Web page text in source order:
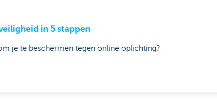
in 5 stappen
je te beschermen tegen online oplichting?